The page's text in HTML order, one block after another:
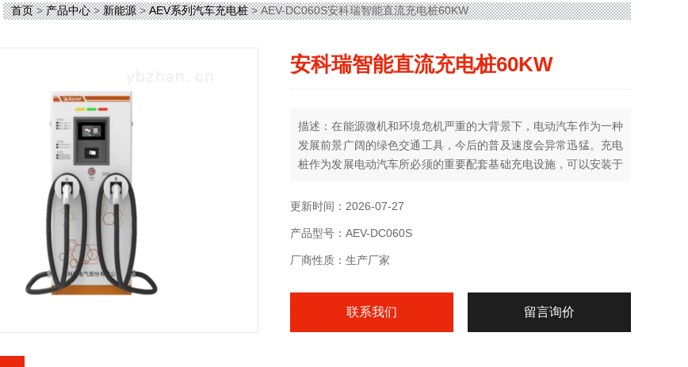
首页>产品中心>新能源>AEV系列汽车充电桩> AEV-DC060S安科瑞智能直流充电桩60KW
安科瑞智能直流充电桩60KW
描述：在能源微机和环境危机严重的大背景下，电动汽车作为一种
发展前景广阔的绿色交通工具，今后的普及速度会异常迅猛。充电
桩作为发展电动汽车所必须的重要配套基础充电设施，可以安装于
准的电动汽车充电。电动汽车充电桩，可实现对动力电池快速、高
更新时间：2026-07-27
产品型号：AEV-DC060S
厂商性质：生产厂家
联系我们 留言询价